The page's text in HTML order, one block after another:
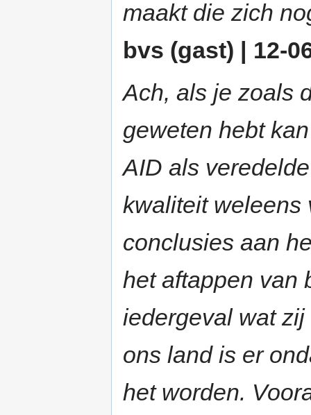
maakt die zich
bvs (gast) | 12-
Ach, als je zoals
geweten hebt
AID als
kwaliteit weleens
conclusies aan
het aftappen van
iedergeval wat
ons land is er
het worden.